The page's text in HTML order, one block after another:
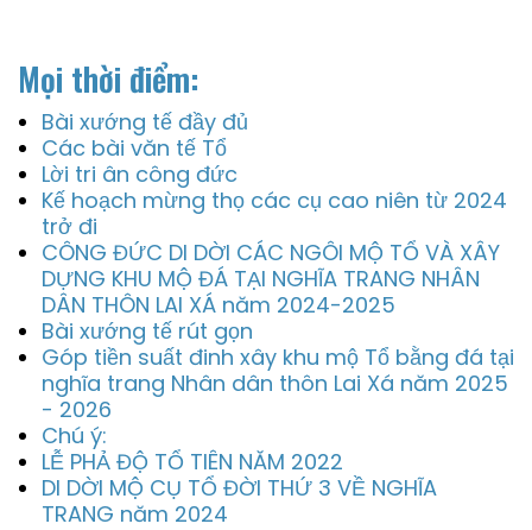
Mọi thời điểm:
Bài xướng tế đầy đủ
Các bài văn tế Tổ
Lời tri ân công đức
Kế hoạch mừng thọ các cụ cao niên từ 2024
trở đi
CÔNG ĐỨC DI DỜI CÁC NGÔI MỘ TỔ VÀ XÂY
DỰNG KHU MỘ ĐÁ TẠI NGHĨA TRANG NHÂN
DÂN THÔN LAI XÁ năm 2024-2025
Bài xướng tế rút gọn
Góp tiền suất đinh xây khu mộ Tổ bằng đá tại
nghĩa trang Nhân dân thôn Lai Xá năm 2025
- 2026
Chú ý:
LỄ PHẢ ĐỘ TỔ TIÊN NĂM 2022
DI DỜI MỘ CỤ TỔ ĐỜI THỨ 3 VỀ NGHĨA
TRANG năm 2024